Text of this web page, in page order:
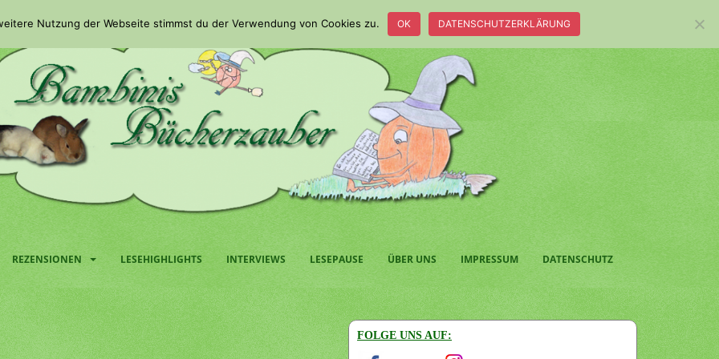
REZENSIONEN LESEHIGHLIGHTS INTERVIEWS LESEPAUSE ÜBER UNS IMPRESSUM DATENSCHUTZ
FOLGE UNS AUF:
Nutzung der Webseite stimmst du der Verwendung von Cookies zu. OK DATENSCHUTZERKLÄRUNG